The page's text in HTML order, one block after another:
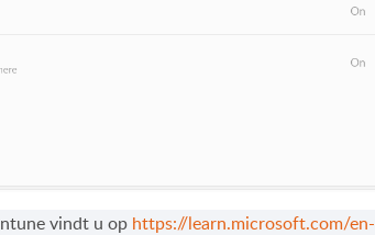
vindt u op https://learn.microsoft.com/en-